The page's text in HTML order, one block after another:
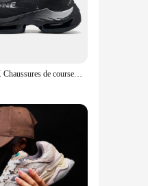
excellent
without
With their
ONEMIX Chaussures de course de sport pour hommes Musique Rhythm Man Sneakers Respirant Mesh Outdoor Athletic Shoe Light Male Chaussures de marche Taille EU 39-47